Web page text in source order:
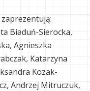
Biaduń-Sierocka,
Agnieszka
Katarzyna
Kozak-
Andrzej Mitruczuk,